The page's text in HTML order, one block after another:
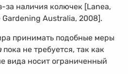
за наличия колючек [Lanea,
Gardening Australia, 2008].
принимать подобные меры
пока не требуется, так как
вида носит ограниченный